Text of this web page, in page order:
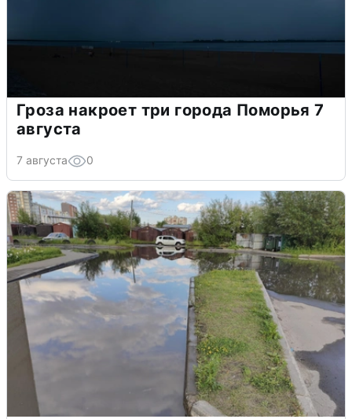
Гроза накроет три города Поморья 7
августа
7 августа 0